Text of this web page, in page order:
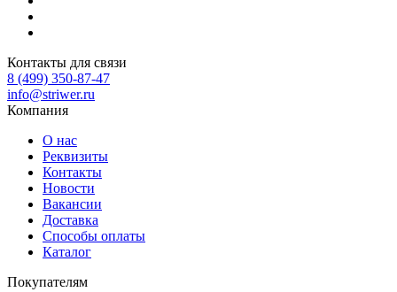
Контакты для связи
8 (499) 350-87-47
info@striwer.ru
Компания
О нас
Реквизиты
Контакты
Новости
Вакансии
Доставка
Способы оплаты
Каталог
Покупателям